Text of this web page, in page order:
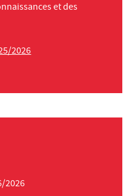
et des
2026
2026